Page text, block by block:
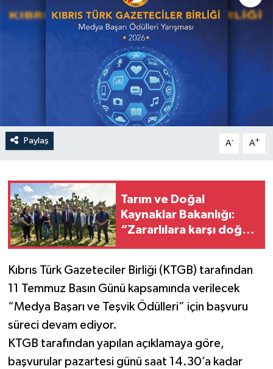
Paylaş A- A+
Tarım ve Doğal
Kaynaklar Bakanlığı:
“Zararlılara karşı doğal
Kıbrıs Türk Gazeteciler Birliği (KTGB) tarafından
11 Temmuz Basın Günü kapsamında verilecek
“Medya Başarı ve Teşvik Ödülleri” için başvuru
süreci devam ediyor.
KTGB tarafından yapılan açıklamaya göre,
başvurular pazartesi günü saat 14.30’a kadar